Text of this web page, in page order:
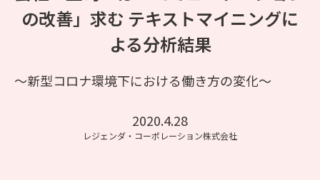
の改善」求む テキストマイニングに
よる分析結果
～新型コロナ環境下における働き方の変化～
2020.4.28
レジェンダ・コーポレーション株式会社